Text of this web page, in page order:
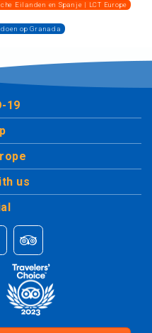
Eilanden en Spanje | LCT Europe
op Granada
19
us